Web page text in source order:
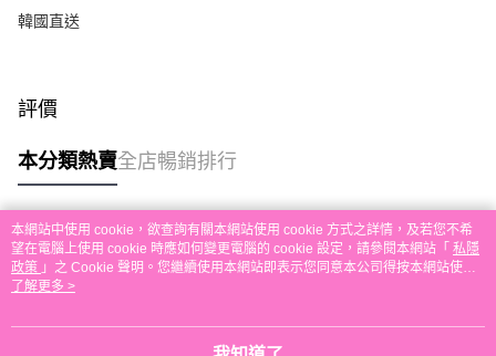
本地配送
免運費
其他地區配送
韓國直送
評價
本分類熱賣全店暢銷排行
熱門標籤
熱銷排行
本網站中使用 cookie，欲查詢有關本網站使用 cookie 方式之詳情，及若您不希
望在電腦上使用 cookie 時應如何變更電腦的 cookie 設定，請參閱本網站「 私隱
政策 」之 Cookie 聲明。您繼續使用本網站即表示您同意本公司得按本網站使用
條款之 Cookie 聲明使用 cookie。
了解更多 >